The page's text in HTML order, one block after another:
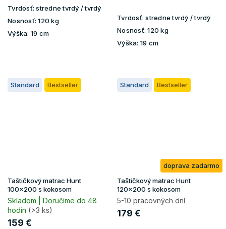
Tvrdosť: stredne tvrdý / tvrdý
Nosnosť: 120 kg
Výška: 19 cm
Tvrdosť: stredne tvrdý / tvrdý
Nosnosť: 120 kg
Výška: 19 cm
Standard Bestseller
Taštičkový matrac Hunt
100x200 s kokosom
Skladom | Doručíme do 48
hodín (>3 ks)
159 €
Standard Bestseller
doprava zadarmo
Taštičkový matrac Hunt
120x200 s kokosom
5-10 pracovných dní
179 €